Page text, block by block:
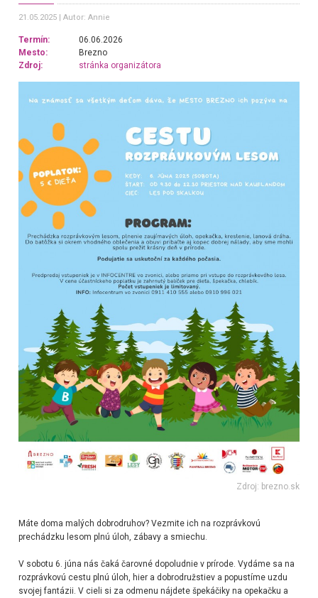
21.05.2025 Autor: Annie
Termín:
06.06.2026
Mesto:
Brezno
Zdroj:
stránka organizátora
Zdroj: brezno.sk
Máte doma malých dobrodruhov? Vezmite ich na rozprávkovú
prechádzku lesom plnú úloh, zábavy a smiechu.
V sobotu 6. júna nás čaká čarovné dopoludnie v prírode. Vydáme sa na
rozprávkovú cestu plnú úloh, hier a dobrodružstiev a popustíme uzdu
svojej fantázii. V cieli si za odmenu nájdete špekáčiky na opekačku a